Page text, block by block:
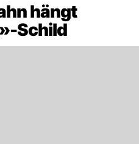
hängt
Schild